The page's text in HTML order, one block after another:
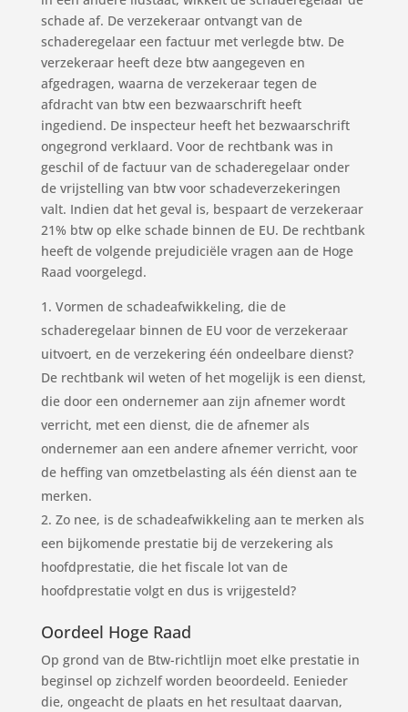
schade af. De verzekeraar ontvangt van de
schaderegelaar een factuur met verlegde btw. De
verzekeraar heeft deze btw aangegeven en
afgedragen, waarna de verzekeraar tegen de
afdracht van btw een bezwaarschrift heeft
ingediend. De inspecteur heeft het bezwaarschrift
ongegrond verklaard. Voor de rechtbank was in
geschil of de factuur van de schaderegelaar onder
de vrijstelling van btw voor schadeverzekeringen
valt. Indien dat het geval is, bespaart de verzekeraar
21% btw op elke schade binnen de EU. De rechtbank
heeft de volgende prejudiciële vragen aan de Hoge
Raad voorgelegd.
Vormen de schadeafwikkeling, die de
schaderegelaar binnen de EU voor de verzekeraar
uitvoert, en de verzekering één ondeelbare dienst?
De rechtbank wil weten of het mogelijk is een dienst,
die door een ondernemer aan zijn afnemer wordt
verricht, met een dienst, die de afnemer als
ondernemer aan een andere afnemer verricht, voor
de heffing van omzetbelasting als één dienst aan te
merken.
Zo nee, is de schadeafwikkeling aan te merken als
een bijkomende prestatie bij de verzekering als
hoofdprestatie, die het fiscale lot van de
hoofdprestatie volgt en dus is vrijgesteld?
Oordeel Hoge Raad
Op grond van de Btw-richtlijn moet elke prestatie in
beginsel op zichzelf worden beoordeeld. Eenieder
die, ongeacht de plaats en het resultaat daarvan,